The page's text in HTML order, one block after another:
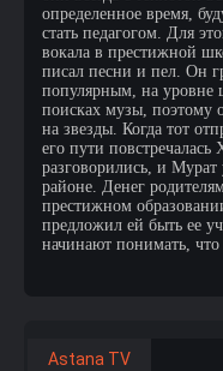
определенное время,
стать педагогом. Для
вокала в престижной
писал песни и пел. Он
популярным, на уровне
поисках музы, поэтому
на звезды. Когда тот
его пути
разговорились, и Мурат
районе. Денег
престижном
предложил ей быть ее
начинают понимать,
Astana TV